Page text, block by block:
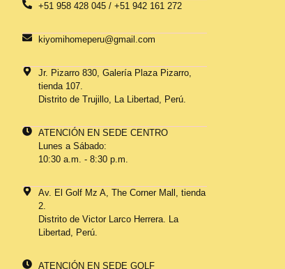
+51 958 428 045 / +51 942 161 272
kiyomihomeperu@gmail.com
Jr. Pizarro 830, Galería Plaza Pizarro,
tienda 107.
Distrito de Trujillo, La Libertad, Perú.
ATENCIÓN EN SEDE CENTRO
Lunes a Sábado:
10:30 a.m. - 8:30 p.m.
Av. El Golf Mz A, The Corner Mall, tienda
2.
Distrito de Victor Larco Herrera. La
Libertad, Perú.
ATENCIÓN EN SEDE GOLF